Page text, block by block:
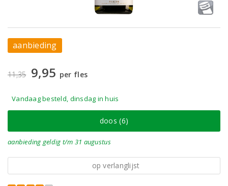
aanbieding
11,35 9,95 per fles
Vandaag besteld, dinsdag in huis
doos (6)
aanbieding geldig t/m 31 augustus
op verlanglijst